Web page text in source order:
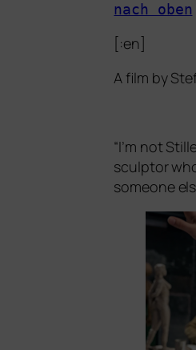
nach oben
[:en]
A film by
“I’m not
sculp­tor
someone